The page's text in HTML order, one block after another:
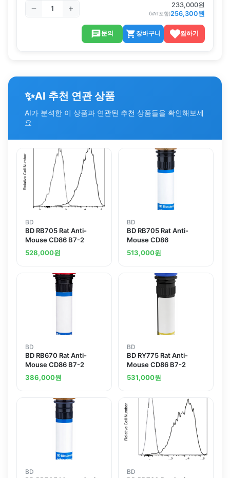
233,000원
(VAT포함)256,300원
문의 장바구니 찜하기
✨AI 추천 연관 상품
AI가 분석한 이 상품과 연관된 추천 상품들을 확인해보세
요
BD
BD RB705 Rat Anti-
Mouse CD86 B7-2
528,000원
BD
BD RB705 Rat Anti-
Mouse CD86
513,000원
BD
BD RB670 Rat Anti-
Mouse CD86 B7-2
386,000원
BD
BD RY775 Rat Anti-
Mouse CD86 B7-2
531,000원
BD BD